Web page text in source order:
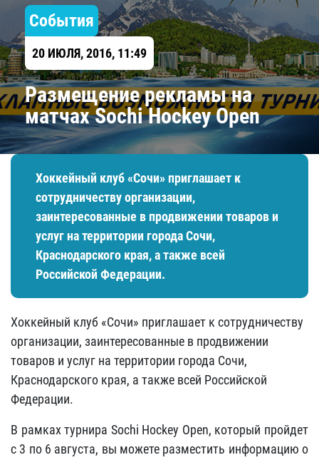
События
20 ИЮЛЯ, 2016, 11:49
Размещение рекламы на
матчах Sochi Hockey Open
Хоккейный клуб «Сочи» приглашает к
сотрудничеству организации,
заинтересованные в продвижении товаров и
услуг на территории города Сочи,
Краснодарского края, а также всей
Российской Федерации.
Хоккейный клуб «Сочи» приглашает к сотрудничеству
организации, заинтересованные в продвижении
товаров и услуг на территории города Сочи,
Краснодарского края, а также всей Российской
Федерации.
В рамках турнира Sochi Hockey Open, который пройдет
с 3 по 6 августа, вы можете разместить информацию о